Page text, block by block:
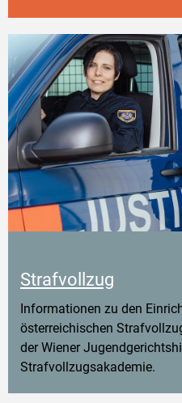
Strafvollzug
Informationen zu den
österreichischen
der Wiener
Strafvollzugsakademie.